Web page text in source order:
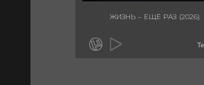
ЖИЗНЬ – ЕЩЁ РАЗ (2026)